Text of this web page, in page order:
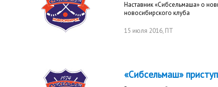
Наставник «Сибсельмаша» о
новосибирского клуба
15 июля 2016, ПТ
«Сибсельмаш»